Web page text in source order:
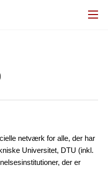
netværk for alle, der har
Universitet, DTU (inkl.
der er